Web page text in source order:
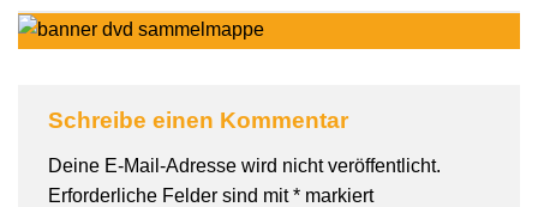
Schreibe einen Kommentar
Deine E-Mail-Adresse wird nicht veröffentlicht.
Erforderliche Felder sind mit* markiert